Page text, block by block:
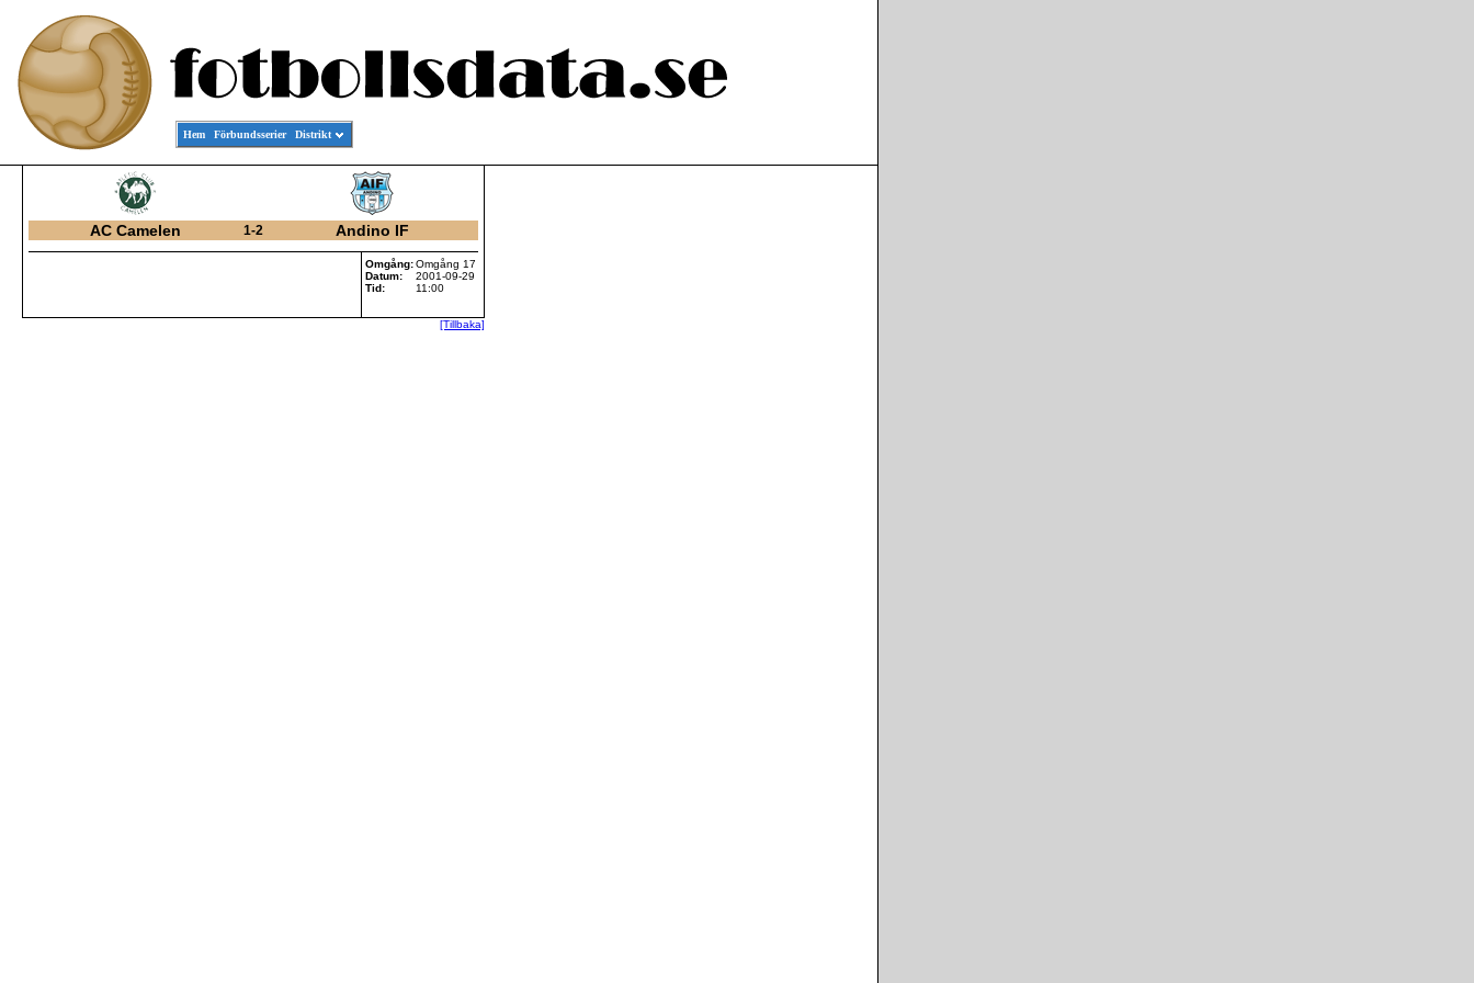
Hem Förbundsserier Distrikt
AC Camelen 1-2 Andino IF
Omgång:Omgång 17
Datum:
2001-09-29
Tid:
11:00
[Tillbaka]